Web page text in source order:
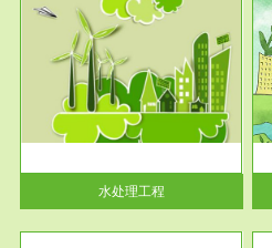
水处理工程
服务范围
园区环保管家
2016 年 4 月，环保部下发《关
于积极发挥环境保护作用促进供
给侧结...